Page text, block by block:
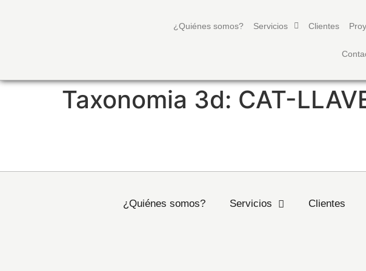
¿Quiénes somos? Servicios Clientes
Taxonomia 3d: CAT-
¿Quiénes somos? Servicios Clientes